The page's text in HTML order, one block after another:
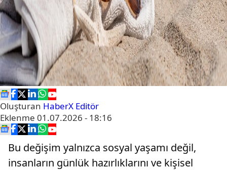
Oluşturan HaberX Editör
Eklenme 01.07.2026 - 18:16
Bu değişim yalnızca sosyal yaşamı değil,
insanların günlük hazırlıklarını ve kişisel